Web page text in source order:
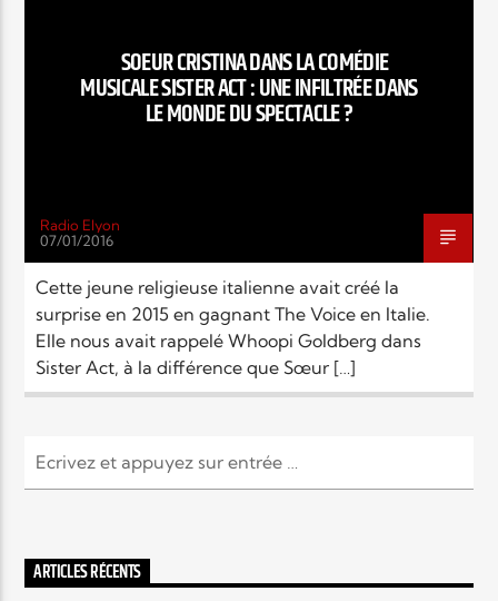
Radio Elyon
Elyon Rhema
Elyon Hits
Elyon Live
SOEUR CRISTINA DANS LA COMÉDIE
MUSICALE SISTER ACT : UNE INFILTRÉE DANS
LE MONDE DU SPECTACLE ?
Radio Elyon
07/01/2016
Cette jeune religieuse italienne avait créé la
surprise en 2015 en gagnant The Voice en Italie.
Elle nous avait rappelé Whoopi Goldberg dans
Sister Act, à la différence que Sœur […]
ARTICLES RÉCENTS